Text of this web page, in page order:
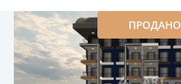
ПРОДАНО